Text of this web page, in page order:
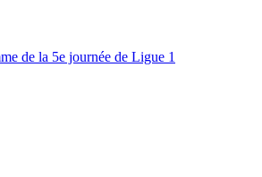
de la 5e journée de Ligue 1